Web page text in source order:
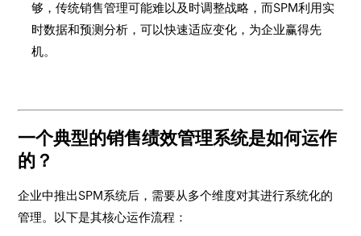
够，传统销售管理可能难以及时调整战略，而SPM利用实
时数据和预测分析，可以快速适应变化，为企业赢得先
机。
一个典型的销售绩效管理系统是如何运作
的？
企业中推出SPM系统后，需要从多个维度对其进行系统化的
管理。以下是其核心运作流程：